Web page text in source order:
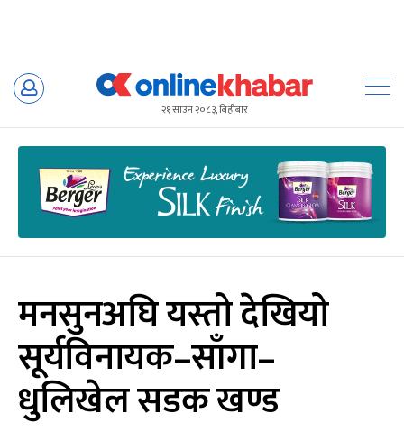
Skip
२१ साउन २०८३, बिहीबार
मनसुनअघि यस्तो देखियो
सूर्यविनायक–साँगा–
धुलिखेल सडक खण्ड